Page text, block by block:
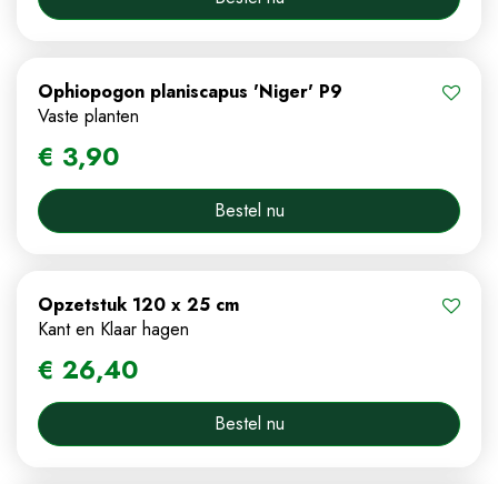
Ophiopogon planiscapus 'Niger' P9
Vaste planten
€ 3,90
Bestel nu
Opzetstuk 120 x 25 cm
Kant en Klaar hagen
€ 26,40
Bestel nu